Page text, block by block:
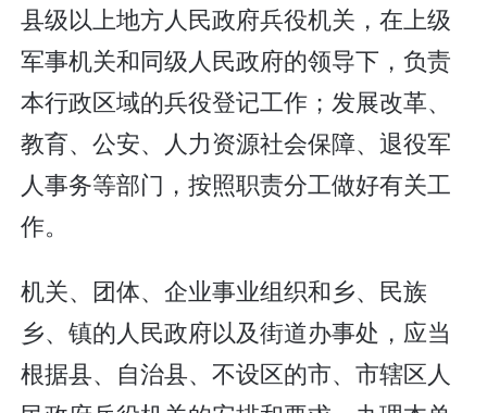
县级以上地方人民政府兵役机关，在上级
军事机关和同级人民政府的领导下，负责
本行政区域的兵役登记工作；发展改革、
教育、公安、人力资源社会保障、退役军
人事务等部门，按照职责分工做好有关工
作。
机关、团体、企业事业组织和乡、民族
乡、镇的人民政府以及街道办事处，应当
根据县、自治县、不设区的市、市辖区人